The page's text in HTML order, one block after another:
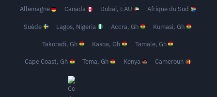
Allemagne Canada Dubaï, EAU Afrique du Sud
Suède Lagos, Nigeria Accra, Gh Kumasi, Gh
Takoradi, Gh Kasoa, Gh Tamale, Gh
Cape Coast, Gh Tema, Gh Kenya Cameroun